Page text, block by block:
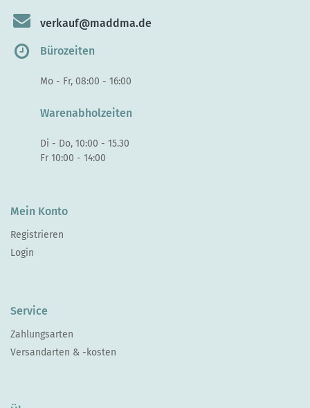
verkauf@maddma.de
Bürozeiten
Mo - Fr, 08:00 - 16:00
Warenabholzeiten
Di - Do, 10:00 - 15.30
Fr 10:00 - 14:00
Mein Konto
Registrieren
Login
Service
Zahlungsarten
Versandarten & -kosten